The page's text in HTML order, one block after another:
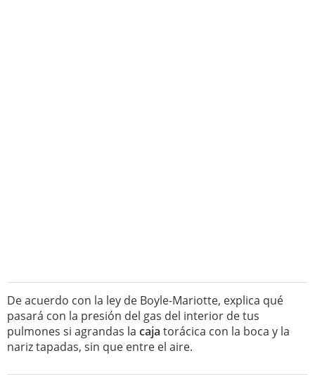
De acuerdo con la ley de Boyle-Mariotte, explica qué
pasará con la presión del gas del interior de tus
pulmones si agrandas la caja torácica con la boca y la
nariz tapadas, sin que entre el aire.